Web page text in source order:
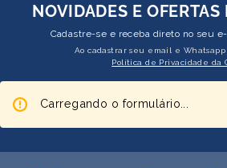
NOVIDADES E
Cadastre-se e receba direto no seu
Ao cadastrar seu email e
Política de Privacidade da
Carregando o formulário...